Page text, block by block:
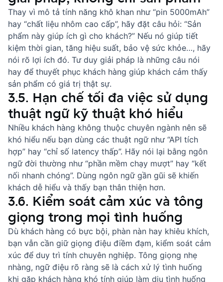
Thay vì mô tả tính năng khô khan như “pin 5000mAh”
hay “chất liệu nhôm cao cấp”, hãy đặt câu hỏi: “Sản
phẩm này giúp ích gì cho khách?” Nếu nó giúp tiết
kiệm thời gian, tăng hiệu suất, bảo vệ sức khỏe…, hãy
nói rõ lợi ích đó. Tư duy giải pháp là những câu nói
hay để thuyết phục khách hàng giúp khách cảm thấy
sản phẩm có giá trị thật sự.
3.5. Hạn chế tối đa việc sử dụng
thuật ngữ kỹ thuật khó hiểu
Nhiều khách hàng không thuộc chuyên ngành nên sẽ
khó hiểu nếu bạn dùng các thuật ngữ như “API tích
hợp” hay “chỉ số latency thấp”. Hãy nói lại bằng ngôn
ngữ đời thường như “phần mềm chạy mượt” hay “kết
nối nhanh chóng”. Dùng ngôn ngữ gần gũi sẽ khiến
khách dễ hiểu và thấy bạn thân thiện hơn.
3.6. Kiểm soát cảm xúc và tông
giọng trong mọi tình huống
Dù khách hàng có bực bội, phàn nàn hay khiêu khích,
bạn vẫn cần giữ giọng điệu điềm đạm, kiểm soát cảm
xúc để duy trì tính chuyên nghiệp. Tông giọng nhẹ
nhàng, ngữ điệu rõ ràng sẽ là cách xử lý tình huống
khi gặp khách hàng khó tính giúp làm dịu tình huống